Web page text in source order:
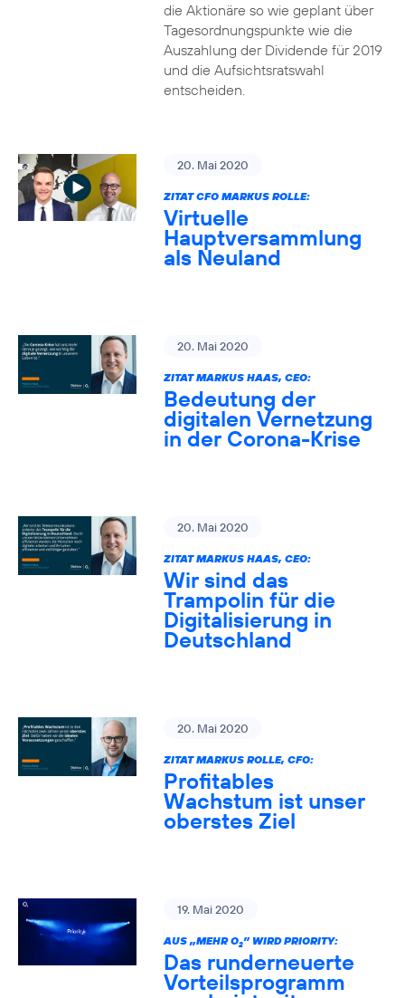
die Aktionäre so wie geplant über
Tagesordnungspunkte wie die
Auszahlung der Dividende für 2019
und die Aufsichtsratswahl
entscheiden.
20. Mai 2020
ZITAT CFO MARKUS ROLLE:
Virtuelle
Hauptversammlung
als Neuland
20. Mai 2020
ZITAT MARKUS HAAS, CEO:
Bedeutung der
digitalen Vernetzung
in der Corona-Krise
20. Mai 2020
ZITAT MARKUS HAAS, CEO:
Wir sind das
Trampolin für die
Digitalisierung in
Deutschland
20. Mai 2020
ZITAT MARKUS ROLLE, CFO:
Profitables
Wachstum ist unser
oberstes Ziel
19. Mai 2020
AUS „MEHR O2” WIRD PRIORITY:
Das runderneuerte
Vorteilsprogramm